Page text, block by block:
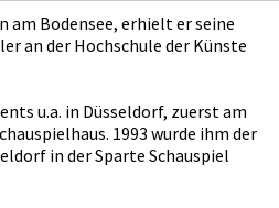
am Bodensee, erhielt er seine
an der Hochschule der Künste
u.a. in Düsseldorf, zuerst am
1993 wurde ihm der
in der Sparte Schauspiel